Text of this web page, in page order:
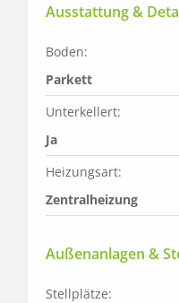
Ausstattung &
Boden:
Parkett
Unterkellert:
Ja
Heizungsart:
Zentralheizung
Außenanlagen &
Stellplätze: